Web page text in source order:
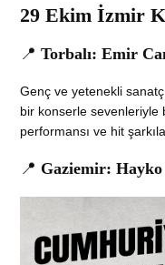
29 Ekim İzmir
📍Torbalı: Emir
Genç ve yetenekli
bir konserle sevenleriyle
performansı ve hit
📍 Gaziemir: